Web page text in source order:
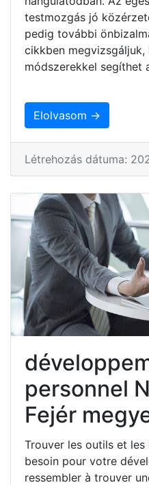
testmozgás jó
pedig további
cikkben megvizsgáljuk,
módszerekkel segíthet
Elolvasom →
Létrehozás dátuma:
personnel
Fejér
Trouver les outils et
besoin pour votre
ressembler à trouver